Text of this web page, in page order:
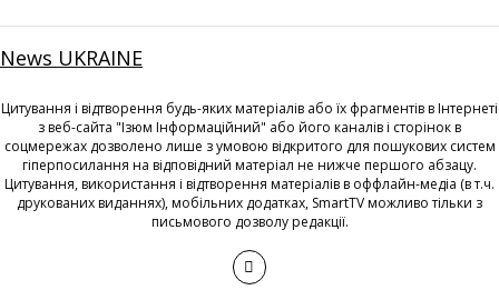
News UKRAINE
Цитування і відтворення будь-яких матеріалів або їх фрагментів в Інтернеті
з веб-сайта "Ізюм Інформаційний" або його каналів і сторінок в
соцмережах дозволено лише з умовою відкритого для пошукових систем
гіперпосилання на відповідний матеріал не нижче першого абзацу.
Цитування, використання і відтворення матеріалів в оффлайн-медіа (в т.ч.
друкованих виданнях), мобільних додатках, SmartTV можливо тільки з
письмового дозволу редакції.